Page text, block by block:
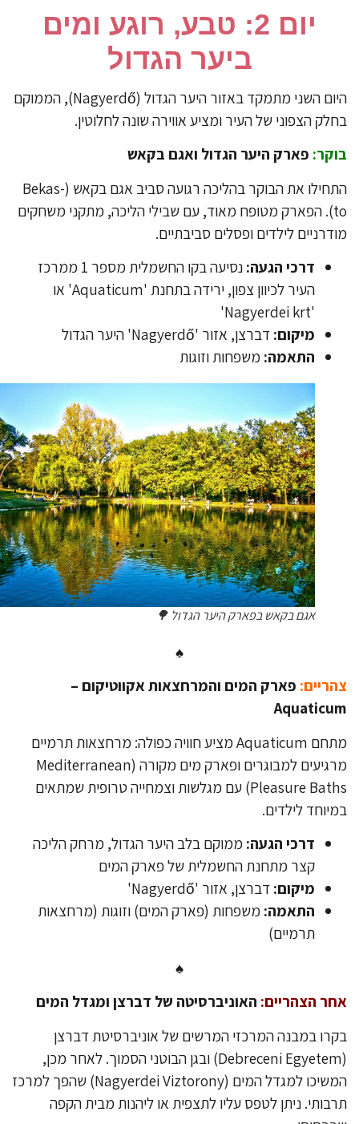
​יום 2: טבע, רוגע ומים
ביער הגדול
​היום השני מתמקד באזור היער הגדול (Nagyerdő), הממוקם
הצפוני של העיר ומציע אווירה שונה לחלוטין.
פארק היער הגדול ואגם בקאש
התחילו את הבוקר בהליכה רגועה סביב אגם בקאש (Bekas-
to). הפארק מטופח מאוד, עם שבילי הליכה, מתקני משחקים
לילדים ופסלים סביבתיים.
דרכי הגעה:
נסיעה בקו החשמלית מספר 1 ממרכז
העיר לכיוון צפון, ירידה בתחנת 'Aquaticum' או
מיקום:דברצן, אזור 'Nagyerdő' היער הגדול
התאמה:משפחות וזוגות
אגם בקאש בפארק היער הגדול 🌳
פארק המים והמרחצאות אקווטיקום –
מתחם Aquaticum מציע חוויה כפולה: מרחצאות תרמיים
מרגיעים למבוגרים ופארק מים מקורה (Mediterranean
Pleasure Baths) עם מגלשות וצמחייה טרופית שמתאים
לילדים.
דרכי הגעה:ממוקם בלב היער הגדול, מרחק הליכה
קצר מתחנת החשמלית של פארק המים
מיקום:דברצן, אזור 'Nagyerdő'
התאמה:משפחות (פארק המים) וזוגות (מרחצאות
תרמיים)
הצהריים:האוניברסיטה של דברצן ומגדל המים
במבנה המרכזי המרשים של אוניברסיטת דברצן
(Debreceni Egyetem) ובגן הבוטני הסמוך. לאחר מכן,
המשיכו למגדל המים (Nagyerdei Viztorony) שהפך למרכז
ניתן לטפס עליו לתצפית או ליהנות מבית הקפה